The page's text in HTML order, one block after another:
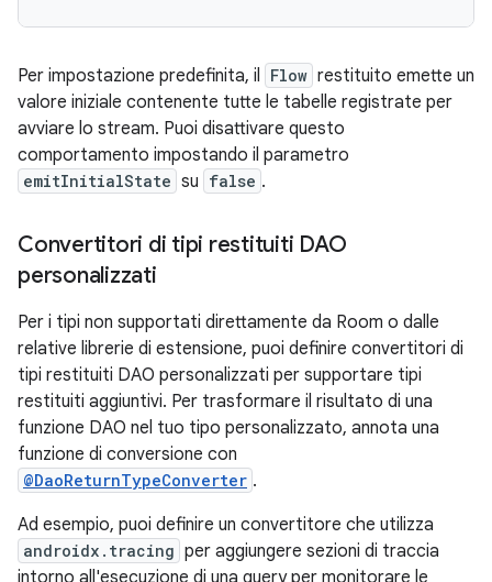
Per impostazione predefinita, il Flow restituito emette un
valore iniziale contenente tutte le tabelle registrate per
avviare lo stream. Puoi disattivare questo
comportamento impostando il parametro
emitInitialState su false .
Convertitori di tipi restituiti DAO
personalizzati
Per i tipi non supportati direttamente da Room o dalle
relative librerie di estensione, puoi definire convertitori di
tipi restituiti DAO personalizzati per supportare tipi
restituiti aggiuntivi. Per trasformare il risultato di una
funzione DAO nel tuo tipo personalizzato, annota una
funzione di conversione con
@DaoReturnTypeConverter .
Ad esempio, puoi definire un convertitore che utilizza
androidx.tracing per aggiungere sezioni di traccia
intorno all'esecuzione di una query per monitorare le